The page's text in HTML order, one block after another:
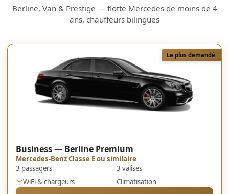
Berline, Van & Prestige — flotte Mercedes de moins de 4
ans, chauffeurs bilingues
Le plus demandé
Business — Berline Premium
Mercedes-Benz Classe E ou similaire
3 passagers
3 valises
WiFi & chargeurs
Climatisation